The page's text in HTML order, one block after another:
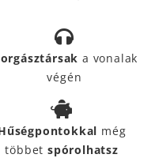
a vonalak
végén
még
többetspórolhatsz